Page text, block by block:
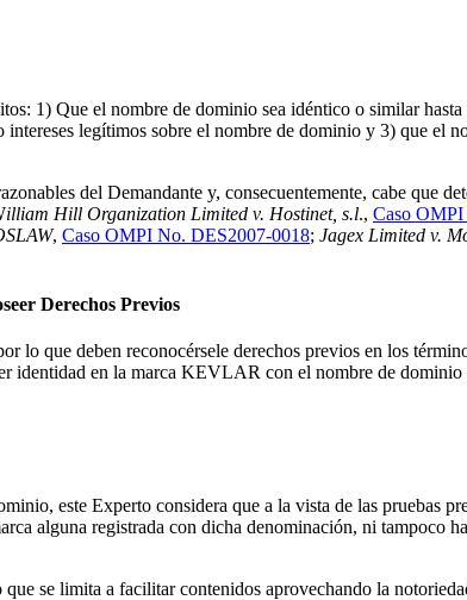
1) Que el nombre de dominio sea idéntico o similar
legítimos sobre el nombre de dominio y 3) que el
del Demandante y, consecuentemente, cabe que
illiam Hill Organization Limited v. Hostinet, s.l., Caso
, Caso OMPI No. DES2007-0018; Jagex Limited v.
Derechos Previos
lo que deben reconocérsele derechos previos en los
identidad en la marca KEVLAR con el nombre de dominio
este Experto considera que a la vista de las pruebas
alguna registrada con dicha denominación, ni tampoco
se limita a facilitar contenidos aprovechando la